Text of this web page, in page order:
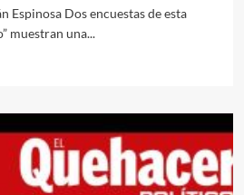
Espinosa Dos encuestas de esta
muestran una...